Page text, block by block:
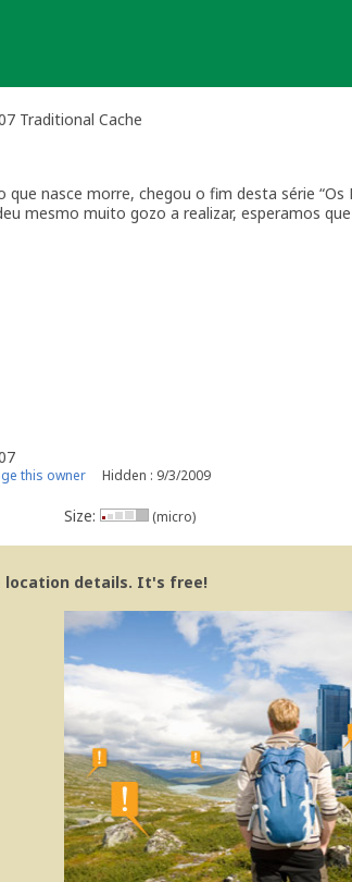
Traditional Cache
nasce morre, chegou o fim desta série “Os
mesmo muito gozo a realizar, esperamos
this owner Hidden : 9/3/2009
Size: (micro)
location details. It's free!